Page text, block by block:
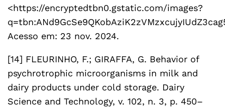
<https://encryptedtbn0.gstatic.com/images?
Acesso em: 23 nov. 2024.
[14] FLEURINHO, F.; GIRAFFA, G. Behavior of
psychrotrophic microorganisms in milk and
dairy products under cold storage. Dairy
Science and Technology, v. 102, n. 3, p. 450–